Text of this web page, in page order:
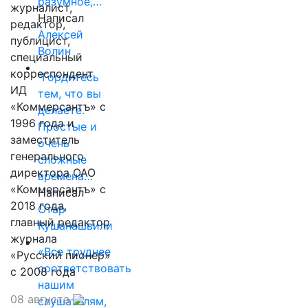
Написал
Алексей
Волин
"Гордитесь
тем, что вы
делаете.
Простые и
очень
сложные
времена…
Написал
Отар
Кушанашвили
«Все труднее
соответствовать
нашим
слушателям,
журналист,
редактор,
публицист,
специальный
корреспондент
ИД
«Коммерсантъ» с
1996 года и
заместитель
генерального
директора ОАО
«Коммерсантъ» с
2018 года,
главный редактор
журнала
«Русский пионер»
с 2008 года
08 августа